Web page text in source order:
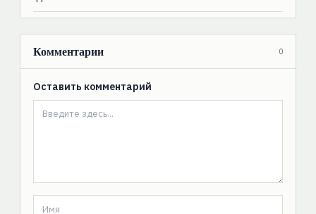
Комментарии 0
Оставить комментарий